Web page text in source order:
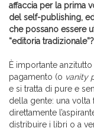
affaccia per la prima
del self-publishing,
che possano essere
“editoria tradizionale”?
È importante
pagamento (o vanity
e si tratta di pure e
della gente: una
direttamente
distribuire i libri o a